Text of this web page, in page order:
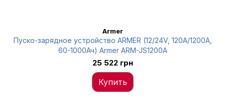
Armer
Пуско-зарядное устройство ARMER (12/24V, 120A/1200A,
60-1000Ач) Armer ARM-JS1200A
25 522 грн
Купить